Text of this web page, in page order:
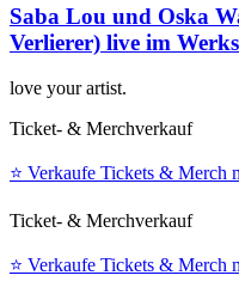
Saba Lou und Oska
Verlierer) live im
love your artist.
Ticket- & Merchverkauf
⭐️ Verkaufe Tickets & Merch
Ticket- & Merchverkauf
⭐️ Verkaufe Tickets & Merch